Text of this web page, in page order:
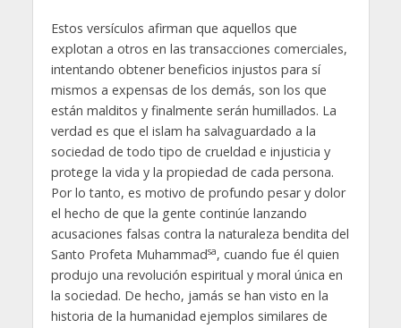
Estos versículos afirman que aquellos que
explotan a otros en las transacciones comerciales,
intentando obtener beneficios injustos para sí
mismos a expensas de los demás, son los que
están malditos y finalmente serán humillados. La
verdad es que el islam ha salvaguardado a la
sociedad de todo tipo de crueldad e injusticia y
protege la vida y la propiedad de cada persona.
Por lo tanto, es motivo de profundo pesar y dolor
el hecho de que la gente continúe lanzando
acusaciones falsas contra la naturaleza bendita del
Santo Profeta Muhammadsa, cuando fue él quien
produjo una revolución espiritual y moral única en
la sociedad. De hecho, jamás se han visto en la
historia de la humanidad ejemplos similares de